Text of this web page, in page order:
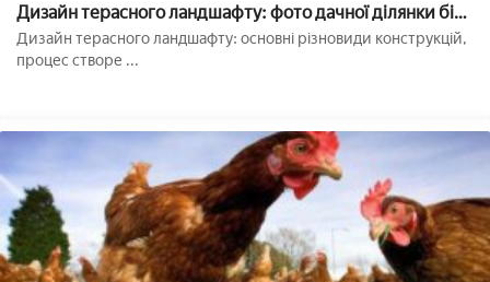
Дизайн терасного ландшафту: фото дачної ділянки біля
тераси, процес оформлення відкритої міської споруди
Дизайн терасного ландшафту: основні різновиди конструкцій,
процес створе ...